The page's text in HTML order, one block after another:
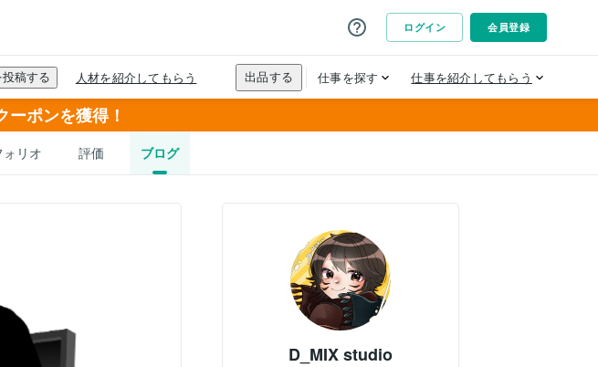
ポンを獲得！
リオ 評価 ブログ
D_MIX studio